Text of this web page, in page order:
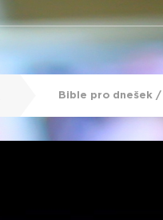
Bible pro dnešek